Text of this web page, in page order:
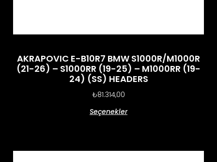
AKRAPOVIC E-B10R7 BMW S1000R/M1000R
(21-26) – S1000RR (19-25) – M1000RR (19-
24) (SS) HEADERS
₺81.314,00
Seçenekler